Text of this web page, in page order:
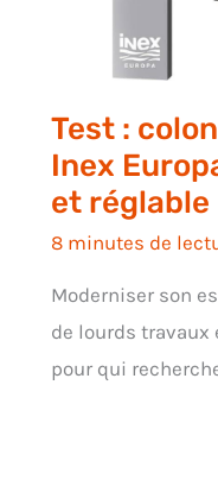
Test :
Inex
et réglable
8 minutes de
Moderniser son
de lourds
pour qui